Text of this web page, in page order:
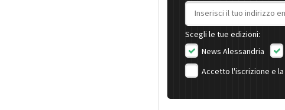
Indirizzo email
Scegli le tue edizioni:
News Alessandria
Accetto l'iscrizione e la